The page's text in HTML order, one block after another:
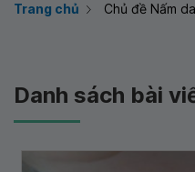
Trang chủ Chủ đề Nấm da
Danh sách bài